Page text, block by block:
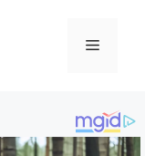
Menu